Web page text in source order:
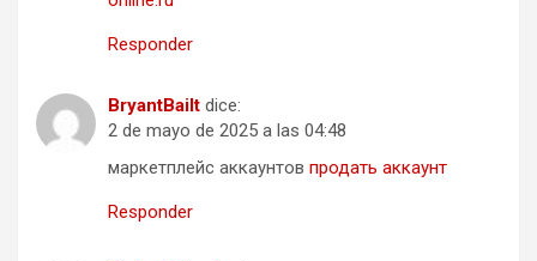
Responder
BryantBailt dice:
2 de mayo de 2025 a las 04:48
маркетплейс аккаунтов продать аккаунт
Responder